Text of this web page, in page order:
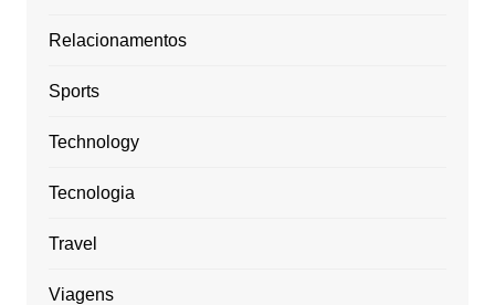
Relacionamentos
Sports
Technology
Tecnologia
Travel
Viagens